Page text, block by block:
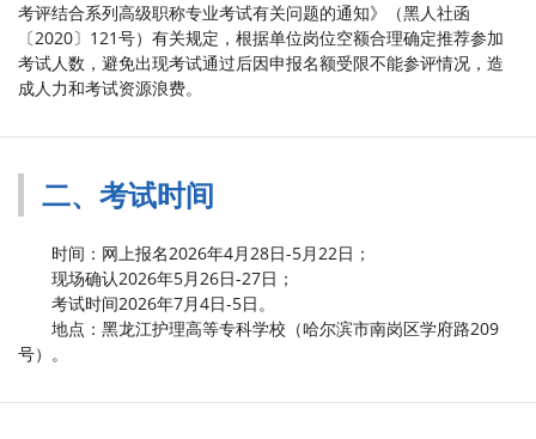
考评结合系列高级职称专业考试有关问题的通知》（黑人社函
〔2020〕121号）有关规定，根据单位岗位空额合理确定推荐参加
考试人数，避免出现考试通过后因申报名额受限不能参评情况，造
成人力和考试资源浪费。
二、考试时间
时间：网上报名2026年4月28日-5月22日；
现场确认2026年5月26日-27日；
考试时间2026年7月4日-5日。
地点：黑龙江护理高等专科学校（哈尔滨市南岗区学府路209
号）。